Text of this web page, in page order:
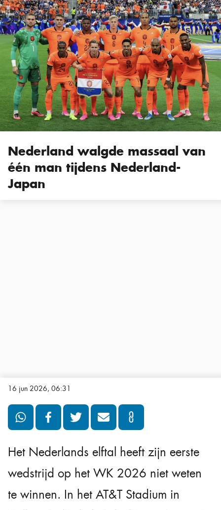
Nederland walgde massaal van
één man tijdens Nederland-
Japan
16 jun 2026, 06:31
Het Nederlands elftal heeft zijn eerste
wedstrijd op het WK 2026 niet weten
te winnen. In het AT&T Stadium in